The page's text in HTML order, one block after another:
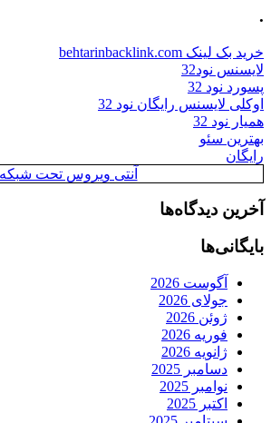
.
خرید بک لینک behtarinbacklink.com
لایسنس نود32
پسورد نود 32
اوکلی لایسنس رایگان نود 32
همیار نود 32
بهترین سئو
رایگان
آنتی ویروس تحت شبکه
آخرین دیدگاه‌ها
بایگانی‌ها
آگوست 2026
جولای 2026
ژوئن 2026
فوریه 2026
ژانویه 2026
دسامبر 2025
نوامبر 2025
اکتبر 2025